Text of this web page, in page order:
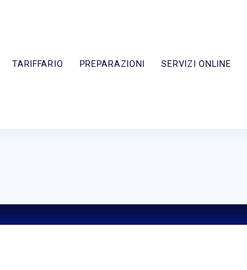
TARIFFARIO PREPARAZIONI SERVIZI ONLINE